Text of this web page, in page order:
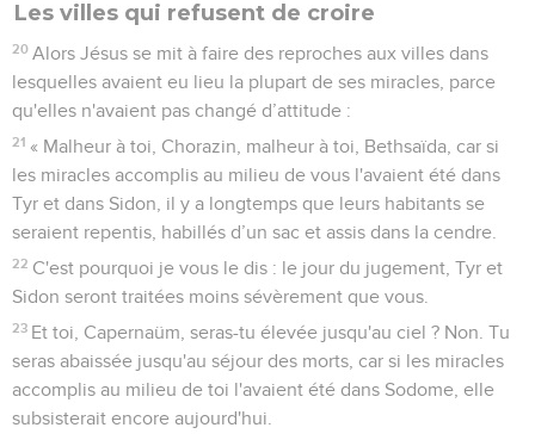
Les villes qui refusent de croire
20 Alors Jésus se mit à faire des reproches aux villes dans
lesquelles avaient eu lieu la plupart de ses miracles, parce
qu'elles n'avaient pas changé d’attitude :
21 « Malheur à toi, Chorazin, malheur à toi, Bethsaïda, car si
les miracles accomplis au milieu de vous l'avaient été dans
Tyr et dans Sidon, il y a longtemps que leurs habitants se
seraient repentis, habillés d’un sac et assis dans la cendre.
22 C'est pourquoi je vous le dis : le jour du jugement, Tyr et
Sidon seront traitées moins sévèrement que vous.
23 Et toi, Capernaüm, seras-tu élevée jusqu'au ciel ? Non. Tu
seras abaissée jusqu'au séjour des morts, car si les miracles
accomplis au milieu de toi l'avaient été dans Sodome, elle
subsisterait encore aujourd'hui.